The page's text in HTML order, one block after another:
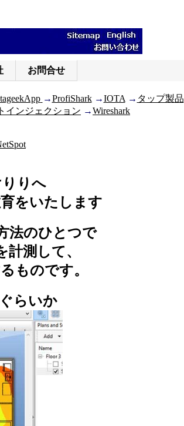
お問合せ
→ProfiShark→IOTA → タップ製品
インジェクション →Wireshark
りへ
をいたします
法のひとつで
測して、
ものです。
らいか